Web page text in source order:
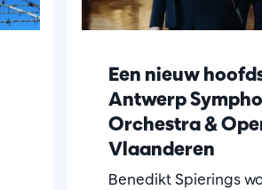
Een nieuw
Antwerp
Orchestra &
Vlaanderen
Benedikt Spierings